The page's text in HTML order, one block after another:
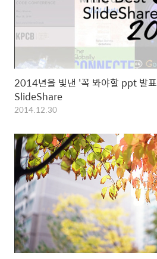
2014년을 빛낸 '꼭 봐야할 ppt 발
SlideShare
2014.12.30